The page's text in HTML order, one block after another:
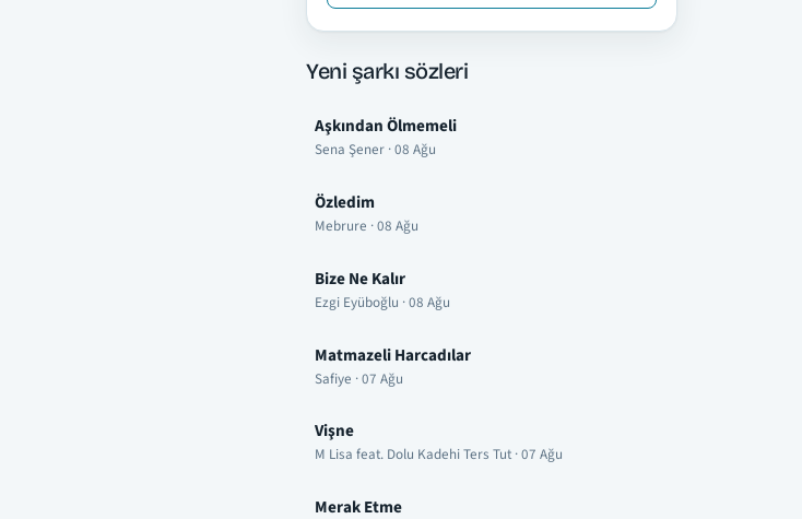
Yeni şarkı sözleri
Aşkından Ölmemeli
Sena Şener · 08 Ağu
Özledim
Mebrure · 08 Ağu
Bize Ne Kalır
Ezgi Eyüboğlu · 08 Ağu
Matmazeli Harcadılar
Safiye · 07 Ağu
Vişne
M Lisa feat. Dolu Kadehi Ters Tut · 07 Ağu
Merak Etme